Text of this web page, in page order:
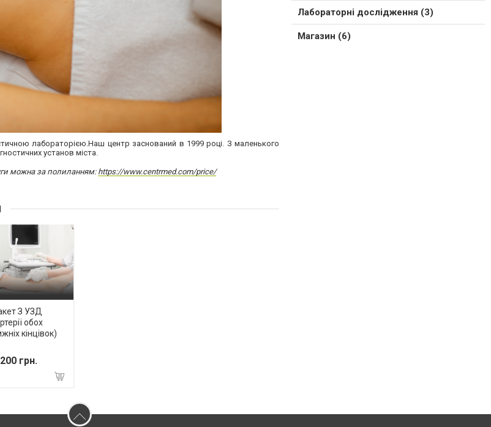
лабораторією.Наш центр заснований в 1999 році. З маленького
установ міста.
можна за полиланням: https://www.centrmed.com/price/
Лабораторні дослідження (3)
Магазин (6)
З УЗД
обох
кінцівок)
грн.